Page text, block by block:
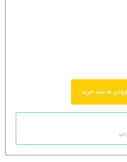
به سبد خرید
اپ